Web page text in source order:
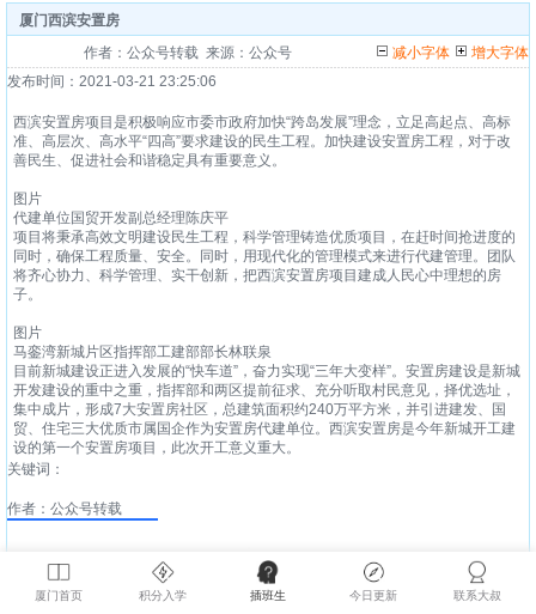
厦门西滨安置房
减小字体
增大字体
作者：公众号转载 来源：公众号
发布时间：2021-03-21 23:25:06
西滨安置房项目是积极响应市委市政府加快“跨岛发展”理念，立足高起点、高标
准、高层次、高水平“四高”要求建设的民生工程。加快建设安置房工程，对于改
善民生、促进社会和谐稳定具有重要意义。
图片
代建单位国贸开发副总经理陈庆平
项目将秉承高效文明建设民生工程，科学管理铸造优质项目，在赶时间抢进度的
同时，确保工程质量、安全。同时，用现代化的管理模式来进行代建管理。团队
将齐心协力、科学管理、实干创新，把西滨安置房项目建成人民心中理想的房
子。
图片
马銮湾新城片区指挥部工建部部长林联泉
目前新城建设正进入发展的“快车道”，奋力实现“三年大变样”。安置房建设是新城
开发建设的重中之重，指挥部和两区提前征求、充分听取村民意见，择优选址，
集中成片，形成7大安置房社区，总建筑面积约240万平方米，并引进建发、国
贸、住宅三大优质市属国企作为安置房代建单位。西滨安置房是今年新城开工建
设的第一个安置房项目，此次开工意义重大。
关键词：
作者：公众号转载
厦门首页 积分入学 插班生 今日更新 联系大叔